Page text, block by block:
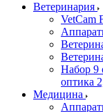
Ветеринария
VetCam
Набор 9
оптика
Медицина